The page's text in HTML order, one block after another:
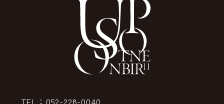
TEL：052-228-0040